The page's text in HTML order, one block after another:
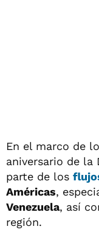
En el marco de
aniversario de la
parte de los
Américas,
Venezuela, así
región.